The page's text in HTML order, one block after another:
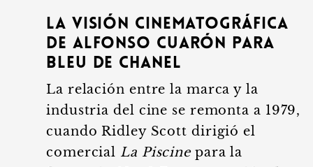
La visión cinematográfica
de Alfonso Cuarón para
Bleu de Chanel
La relación entre la marca y la
industria del cine se remonta a 1979,
cuando Ridley Scott dirigió el
comercial La Piscinepara la